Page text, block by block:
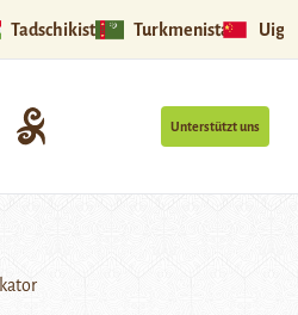
Tadschikistan Turkmenistan
Unterstützt uns